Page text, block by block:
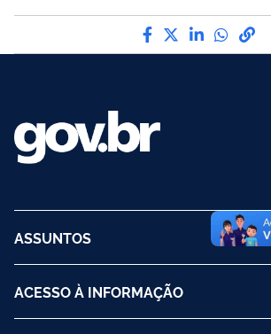
Compartilhe
ASSUNTOS
ACESSO À INFORMAÇÃO